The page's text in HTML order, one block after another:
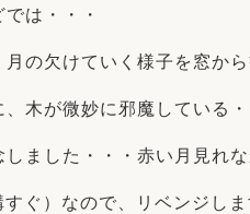
は・・・
の欠けていく様子を窓から
木が微妙に邪魔している
ました・・・赤い月見れ
ぐ）なので、リベンジし